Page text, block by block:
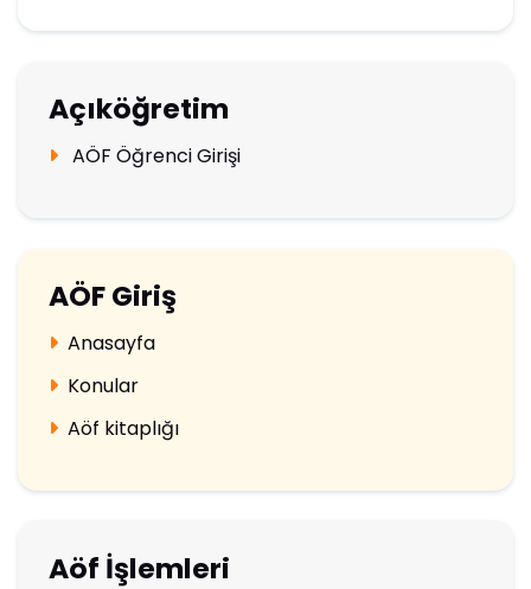
Açıköğretim
AÖF Öğrenci Girişi
AÖF Giriş
Anasayfa
Konular
Aöf kitaplığı
Aöf İşlemleri